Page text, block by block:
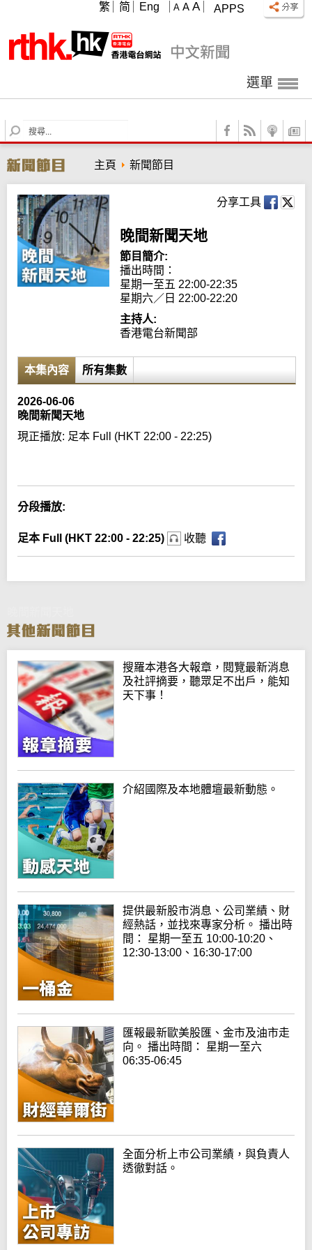
APPS
A A A
繁 简 Eng
選單
S
e
r
c
h
主頁 新聞節目
分享工具
晚間新聞天地
節目簡介:
播出時間：
星期一至五 22:00-22:35
星期六／日 22:00-22:20
主持人:
香港電台新聞部
本集內容 所有集數
2026-06-06
晚間新聞天地
現正播放: 足本 Full (HKT 22:00 - 22:25)
分段播放:
足本 Full (HKT 22:00 - 22:25) 收聽
搜羅本港各大報章，閱覽最新消息
及社評摘要，聽眾足不出戶，能知
天下事！
介紹國際及本地體壇最新動態。
提供最新股市消息、公司業績、財
經熱話，並找來專家分析。 播出時
間： 星期一至五 10:00-10:20、
12:30-13:00、16:30-17:00
匯報最新歐美股匯、金市及油市走
向。 播出時間： 星期一至六
06:35-06:45
全面分析上巿公司業績，與負責人
透徹對話。